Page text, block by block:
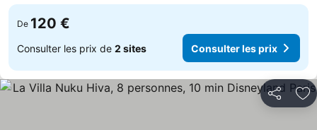
De 120 €
Consulter les prix de 2 sites Consulter les prix
Partager